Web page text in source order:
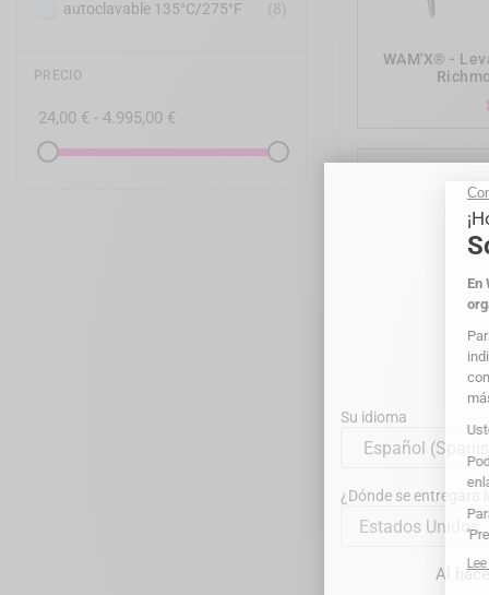
autoclavable 135°C/275°F (8)
PRECIO
24,00 € - 4.995,00 €
WAM'X® -
WAM'X® -
Su idioma
¿Dónde se entregara
Estados Unidos
Al